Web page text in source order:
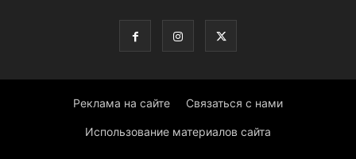
Реклама на сайте Связаться с нами
Использование материалов сайта